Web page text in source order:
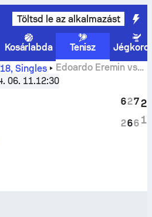
Töltsd le az alkalmazást
Kosárlabda Tenisz
Singles Edoardo Eremin vs
és H2H eredmények
06. 11.12:30
6
2
2
6
7
6
2
1